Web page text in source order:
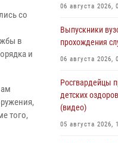
со
в
и
того,
06 августа 2026,
Выпускники
прохождения
06 августа 2026,
Росгвардейцы
детских
(видео)
05 августа 2026,